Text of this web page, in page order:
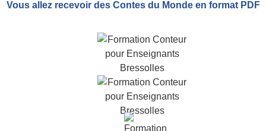
Vous allez recevoir des Contes du Monde en format PDF